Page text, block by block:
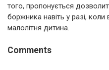
того, пропонується
боржника навіть у разі,
малолітня дитина.
Comments